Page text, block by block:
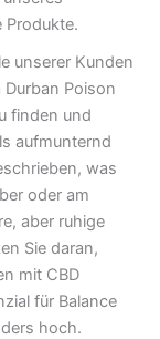
Produkte.
unserer Kunden
Poison
finden und
aufmunternd
was
oder am
aber ruhige
Sie daran,
mit CBD
für Balance
hoch.